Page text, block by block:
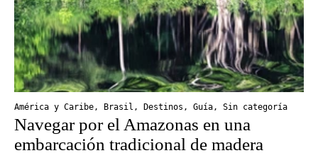
América y Caribe, Brasil , Destinos , Guía, Sin categoría
Navegar por el Amazonas en una
embarcación tradicional de madera